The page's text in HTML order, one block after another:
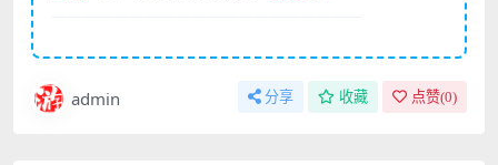
admin 分享 收藏 点赞(0)